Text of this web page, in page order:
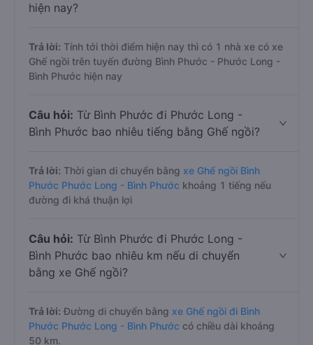
hiện nay?
Trả lời: Tính tới thời điểm hiện nay thì có 1 nhà xe có xe
Ghế ngồi trên tuyến đường Bình Phước - Phước Long -
Bình Phước hiện nay
Câu hỏi: Từ Bình Phước đi Phước Long -
Bình Phước bao nhiêu tiếng bằng Ghế ngồi?
Trả lời: Thời gian di chuyển bằng xe Ghế ngồi Bình
Phước Phước Long - Bình Phước khoảng 1 tiếng nếu
đường đi khá thuận lợi
Câu hỏi: Từ Bình Phước đi Phước Long -
Bình Phước bao nhiêu km nếu di chuyển
bằng xe Ghế ngồi?
Trả lời: Đường di chuyển bằng xe Ghế ngồi đi Bình
Phước Phước Long - Bình Phước có chiều dài khoảng
50 km.